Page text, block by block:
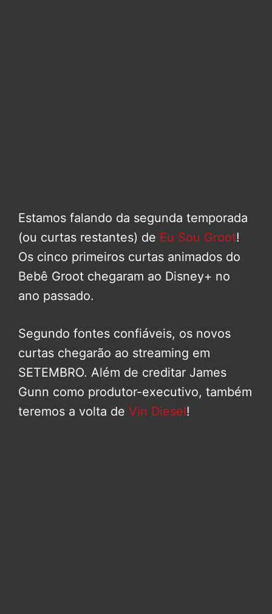
Estamos falando da segunda temporada
(ou curtas restantes) de Eu Sou Groot!
Os cinco primeiros curtas animados do
Bebê Groot chegaram ao Disney+ no
ano passado.
Segundo fontes confiáveis, os novos
curtas chegarão ao streaming em
SETEMBRO. Além de creditar James
Gunn como produtor-executivo, também
teremos a volta de Vin Diesel!